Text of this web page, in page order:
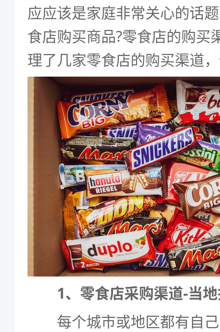
应应该是家庭非常关心的话
食店购买商品?零食店的购买
理了几家零食店的购买渠道
1、零食店采购渠道-当
每个城市或地区都有自己